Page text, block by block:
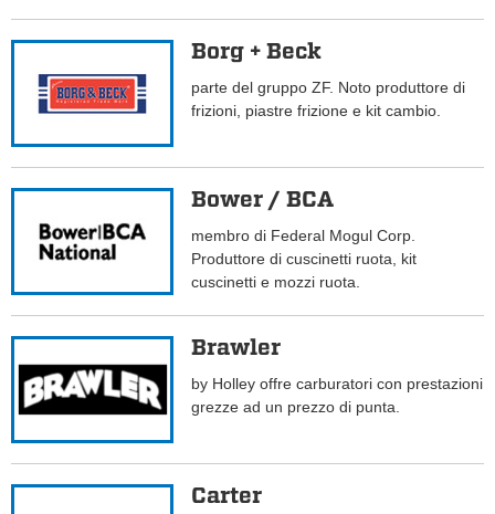
Borg + Beck
parte del gruppo ZF. Noto produttore di
frizioni, piastre frizione e kit cambio.
Bower / BCA
membro di Federal Mogul Corp.
Produttore di cuscinetti ruota, kit
cuscinetti e mozzi ruota.
Brawler
by Holley offre carburatori con prestazioni
grezze ad un prezzo di punta.
Carter